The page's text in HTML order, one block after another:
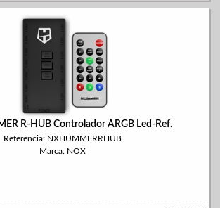
R-HUB Controlador ARGB Led-Ref.
Referencia: NXHUMMERRHUB
Marca: NOX